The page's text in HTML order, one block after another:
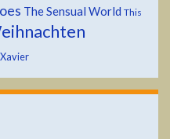
The Sensual World This
Xavier